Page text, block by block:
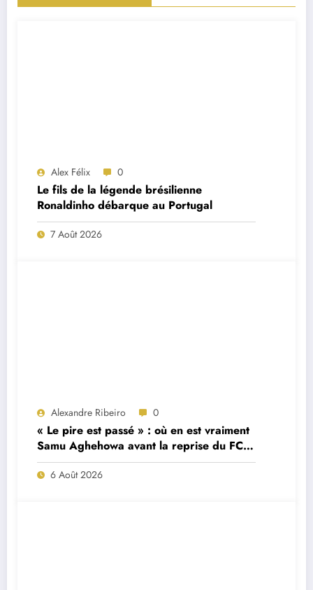
Alex Félix 0
Le fils de la légende brésilienne
Ronaldinho débarque au Portugal
7 Août 2026
Alexandre Ribeiro 0
« Le pire est passé » : où en est vraiment
Samu Aghehowa avant la reprise du FC
Porto ?
6 Août 2026